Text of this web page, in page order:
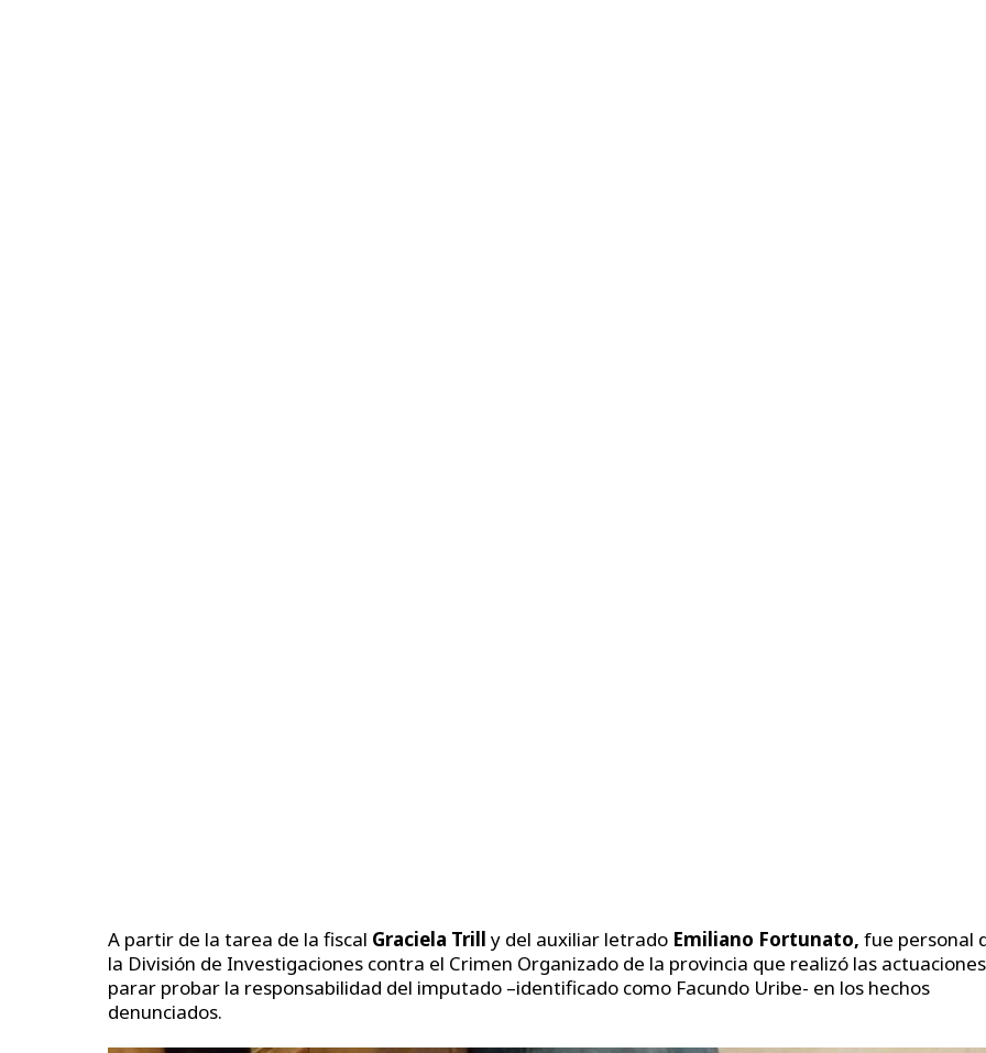
A partir de la tarea de la fiscal Graciela Trill y del auxiliar letrado Emiliano Fortunato, fue personal
la División de Investigaciones contra el Crimen Organizado de la provincia que realizó las actuaciones
parar probar la responsabilidad del imputado –identificado como Facundo Uribe- en los hechos
denunciados.